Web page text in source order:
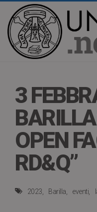
3
OPEN
RD&Q”
2023 Barilla eventi